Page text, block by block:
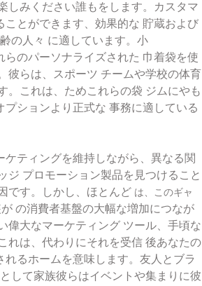
しみください誰もをします。カスタマ
ことができます、効果的な 貯蔵および
の人々 に適しています。小
のパーソナライズされた 巾着袋を使
彼らは、スポーツ チームや学校の体育
。これは、ためこれらの袋 ジムにやも
プションより正式な 事務に適している
ティングを維持しながら、異なる関
ジ プロモーション製品を見つけること
です。しかし、ほとんど は、このギャ
の消費者基盤の大幅な増加につなが
偉大なマーケティング ツール、手頃な
れは、代わりにそれを受信 後あなたの
るホームを意味します。友人とブラ
として家族彼らはイベントや集まりに彼